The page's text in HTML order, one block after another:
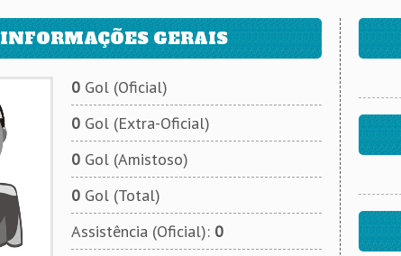
INFORMAÇÕES GERAIS
0Gol (Oficial)
0Gol (Extra-Oficial)
0Gol (Amistoso)
0Gol (Total)
Assistência (Oficial): 0